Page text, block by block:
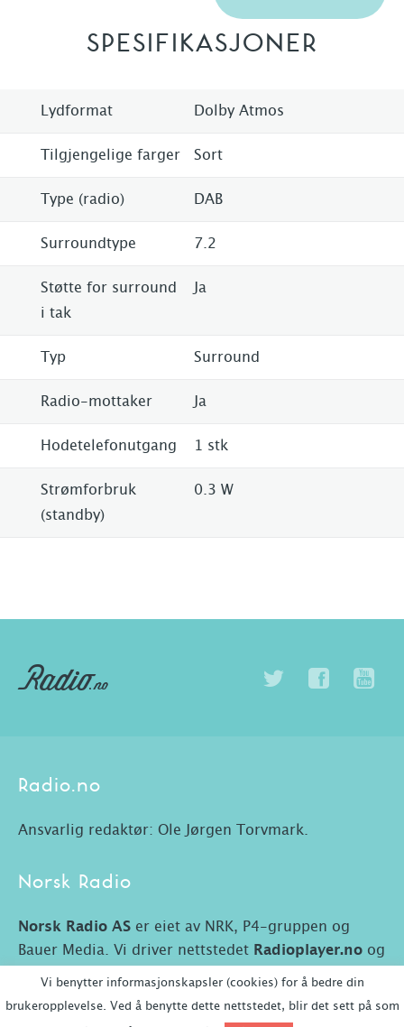
SPESIFIKASJONER
Lydformat Dolby Atmos
Tilgjengelige farger Sort
Type (radio) DAB
Surroundtype 7.2
Støtte for surround
i tak
Ja
Typ Surround
Radio-mottaker Ja
Hodetelefonutgang 1 stk
Strømforbruk
(standby)
0.3 W
Radio.no
Ansvarlig redaktør: Ole Jørgen Torvmark.
Norsk Radio
Norsk Radio AS er eiet av NRK, P4-gruppen og
Bauer Media. Vi driver nettstedet Radioplayer.no og
Vi benytter informasjonskapsler (cookies) for å bedre din
brukeropplevelse. Ved å benytte dette nettstedet, blir det sett på som